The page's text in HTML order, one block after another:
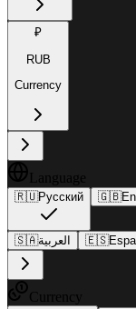
₽
RUB
Currency
Language
🇷🇺Русский 🇬🇧
🇸🇦العربية 🇪🇸
Currency